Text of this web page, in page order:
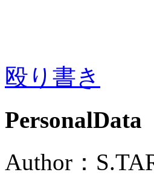
殴り書き
PersonalData
Author：